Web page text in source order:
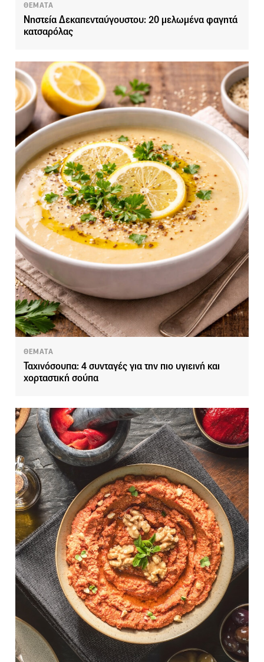
ΘΕΜΑΤΑ
Νηστεία Δεκαπενταύγουστου: 20 μελωμένα φαγητά
κατσαρόλας
ΘΕΜΑΤΑ
Ταχινόσουπα: 4 συνταγές για την πιο υγιεινή και
χορταστική σούπα